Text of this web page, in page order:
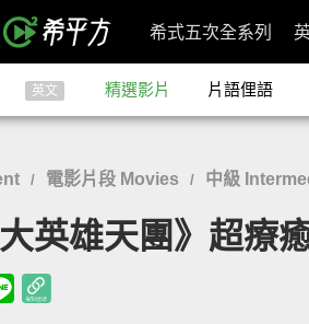
希式五次全系列
英文 精選影片 片語俚語
/ 電影片段 Movies / 中級
大英雄天團》超